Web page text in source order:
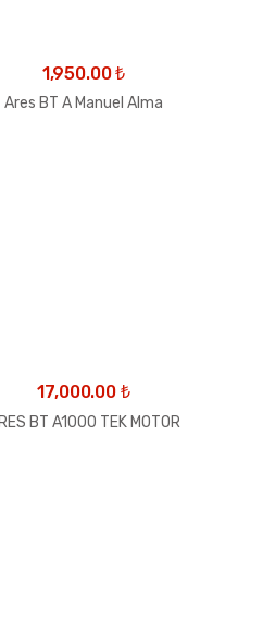
1,950.00₺
Ares BT A Manuel Alma
17,000.00 ₺
BT A1000 TEK MOTOR